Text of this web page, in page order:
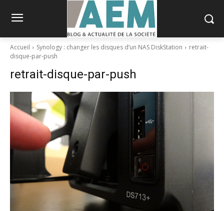
Accueil Synology : changer les disques d’un NAS DiskStation
retrait-
disque-par-push
retrait-disque-par-push